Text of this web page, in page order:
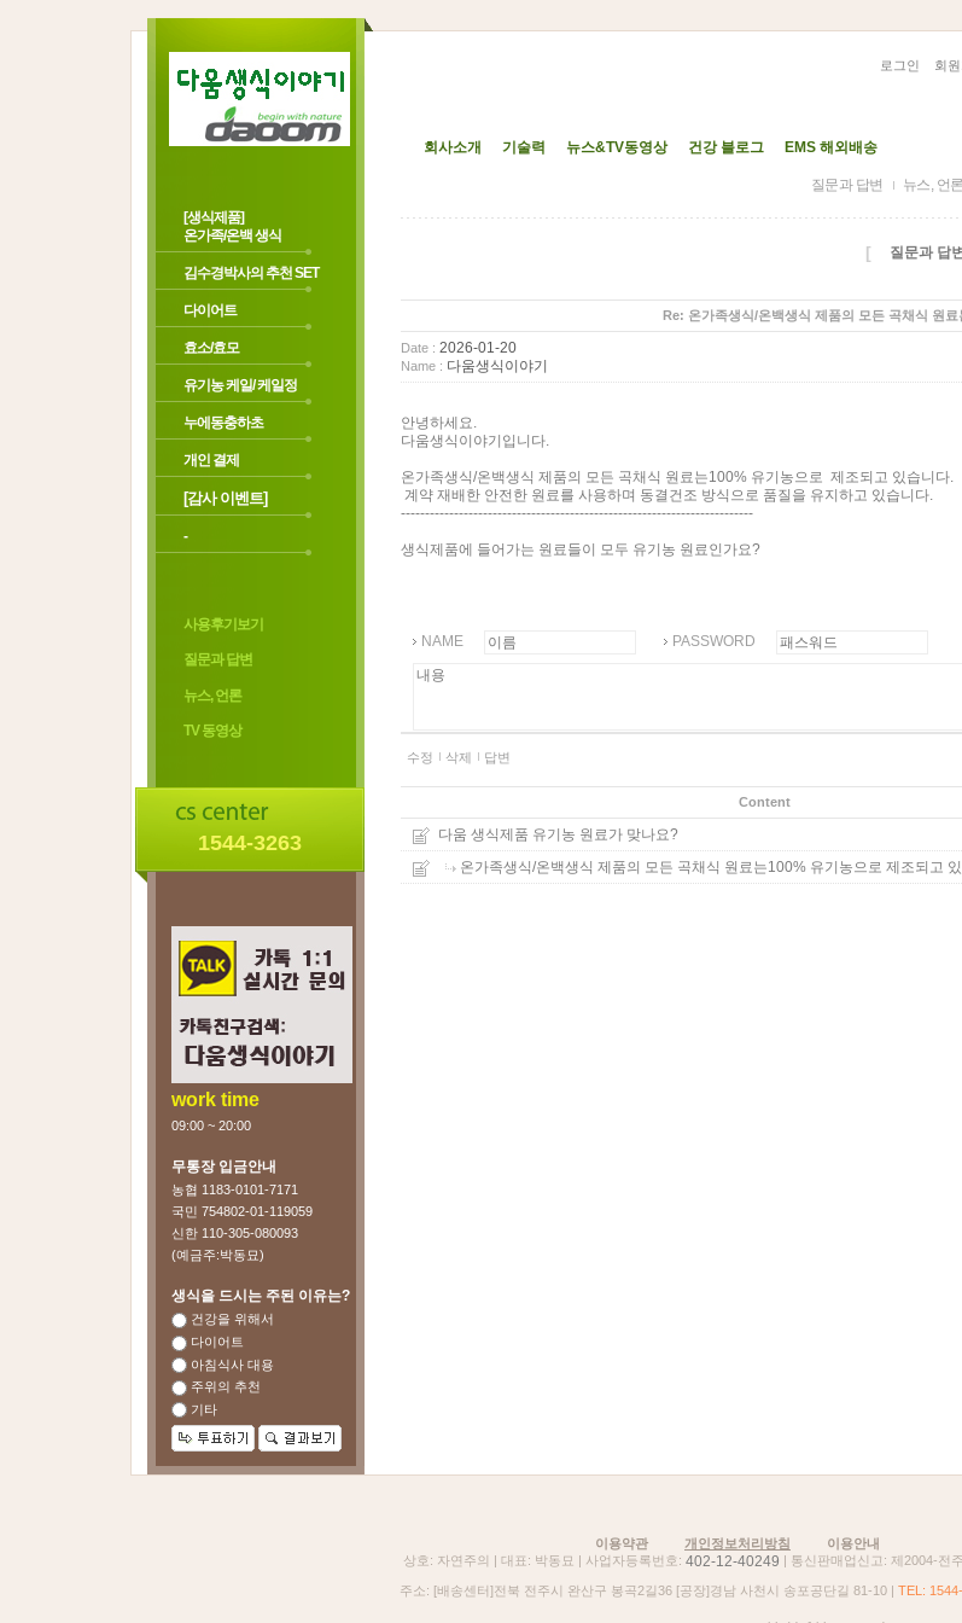
로그인 회
회사소개 기술력 뉴스&TV동영상 건강 블로그 EMS 해외배송
[생식제품]
온가족/온백 생식
김수경박사의 추천 SET
다이어트
효소/효모
유기농 케일/ 케일정
누에동충하초
개인 결제
[감사 이벤트]
-
사용후기보기
질문과 답변
뉴스, 언론
TV 동영상
1544-3263
work time
09:00 ~ 20:00
무통장 입금안내
농협 1183-0101-7171
국민 754802-01-119059
신한 110-305-080093
(예금주:박동묘)
생식을 드시는 주된 이유는?
건강을 위해서
다이어트
아침식사 대용
주위의 추천
기타
질문과 답변 뉴스, 언론
[ 질문과 답
Re: 온가족생식/온백생식 제품의 모든 곡채식 원
Date : 2026-01-20
Name : 다움생식이야기
안녕하세요.
다움생식이야기입니다.
온가족생식/온백생식 제품의 모든 곡채식 원료는100% 유기농으로 제조되고 있습니다.
계약 재배한 안전한 원료를 사용하며 동결건조 방식으로 품질을 유지하고 있습니다.
-------------------------------------------------------------------------
생식제품에 들어가는 원료들이 모두 유기농 원료인가요?
NAME PASSWORD
수정 삭제 답변
Content
다움 생식제품 유기농 원료가 맞나요?
온가족생식/온백생식 제품의 모든 곡채식 원료는100% 유기농으로 제조되고
이용약관 개인정보처리방침
이용안내
상호: 자연주의 | 대표: 박동묘 | 사업자등록번호: 402-12-40249 | 통신판매업신고: 제2004-전
주소: [배송센터]전북 전주시 완산구 봉곡2길36 [공장]경남 사천시 송포공단길 81-10 | TEL: